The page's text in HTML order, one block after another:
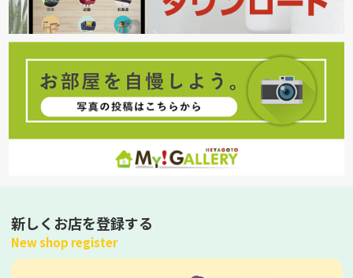
新しくお店を登録する
New shop register